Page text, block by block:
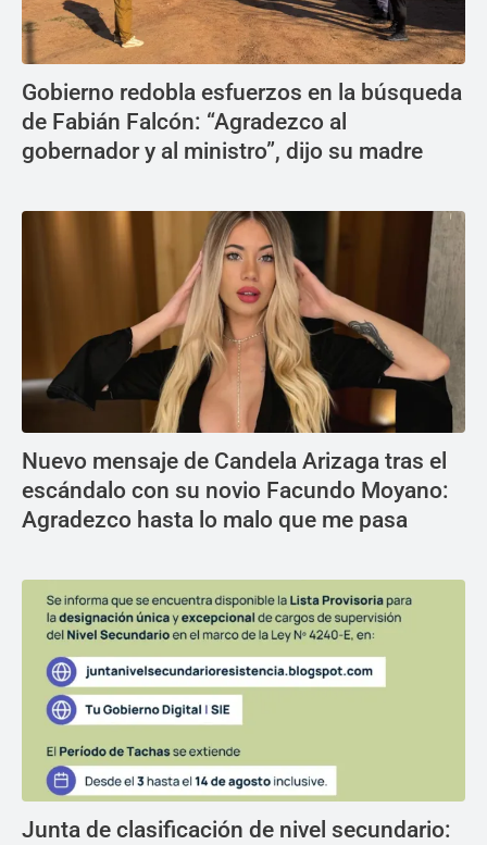
Gobierno redobla esfuerzos en la búsqueda
de Fabián Falcón: “Agradezco al
gobernador y al ministro”, dijo su madre
Nuevo mensaje de Candela Arizaga tras el
escándalo con su novio Facundo Moyano:
Agradezco hasta lo malo que me pasa
Junta de clasificación de nivel secundario: